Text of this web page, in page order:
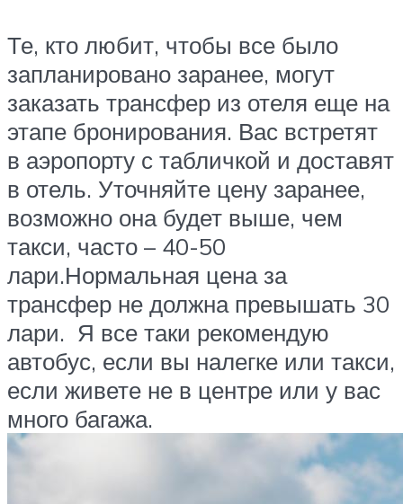
Те, кто любит, чтобы все было
запланировано заранее, могут
заказать трансфер из отеля еще на
этапе бронирования. Вас встретят
в аэропорту с табличкой и доставят
в отель. Уточняйте цену заранее,
возможно она будет выше, чем
такси, часто – 40-50
лари.Нормальная цена за
трансфер не должна превышать 30
лари. Я все таки рекомендую
автобус, если вы налегке или такси,
если живете не в центре или у вас
много багажа.